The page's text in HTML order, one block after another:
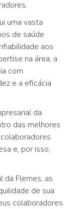
uma vasta
de saúde
aos
na área, a
com
e a eficácia
da
das melhores
e, por isso,
da Flemes, as
de sua
colaboradores